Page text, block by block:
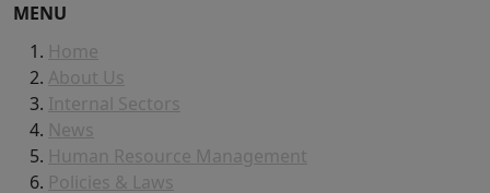
MENU
Home
About Us
Internal Sectors
News
Human Resource Management
Policies & Laws